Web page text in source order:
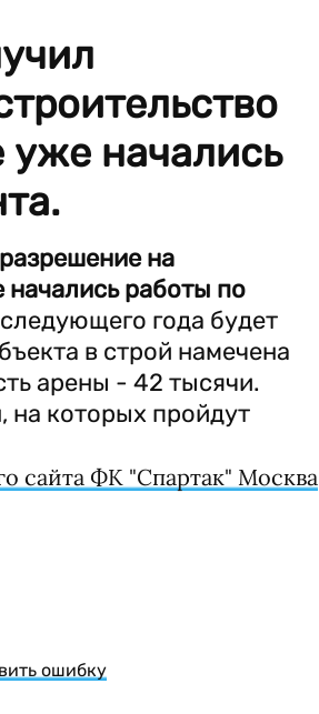
начались
на
работы по
года будет
в строй намечена
арены - 42 тысячи.
на которых пройдут
сайта ФК "Спартак" Москва
ошибку